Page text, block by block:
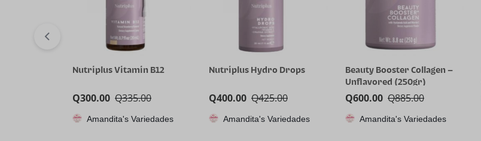
Nutriplus Vitamin B12
Q335.00
Q300.00
Amandita's Variedades
Nutriplus Hydro Drops
Q425.00
Q400.00
Amandita's Variedades
Beauty Booster Collagen –
Unflavored (250gr)
Q885.00
Q600.00
Amandita's Variedades